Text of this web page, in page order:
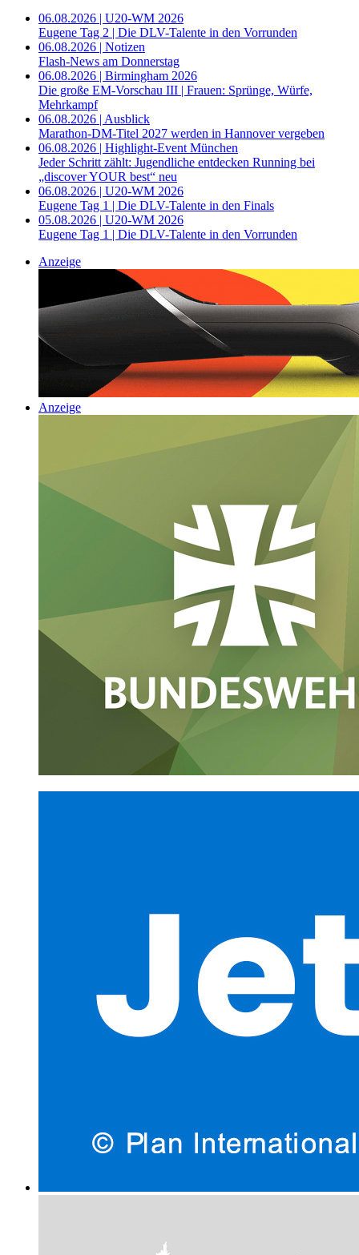
06.08.2026 | U20-WM 2026
Eugene Tag 2 | Die DLV-Talente in den Vorrunden
06.08.2026 | Notizen
Flash-News am Donnerstag
06.08.2026 | Birmingham 2026
Die große EM-Vorschau III | Frauen: Sprünge, Würfe,
Mehrkampf
06.08.2026 | Ausblick
Marathon-DM-Titel 2027 werden in Hannover vergeben
06.08.2026 | Highlight-Event München
Jeder Schritt zählt: Jugendliche entdecken Running bei
„discover YOUR best“ neu
06.08.2026 | U20-WM 2026
Eugene Tag 1 | Die DLV-Talente in den Finals
05.08.2026 | U20-WM 2026
Eugene Tag 1 | Die DLV-Talente in den Vorrunden
Anzeige
Anzeige